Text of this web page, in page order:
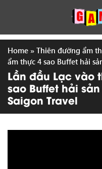
Home » Thiên đường ẩm
ẩm thực 4 sao Buffet hải
Lần đầu Lạc vào
sao Buffet hải
Saigon Travel